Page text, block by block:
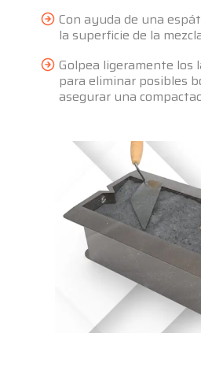
Con ayuda de una
la superficie de la
Golpea ligeramente los
para eliminar posibles
asegurar una